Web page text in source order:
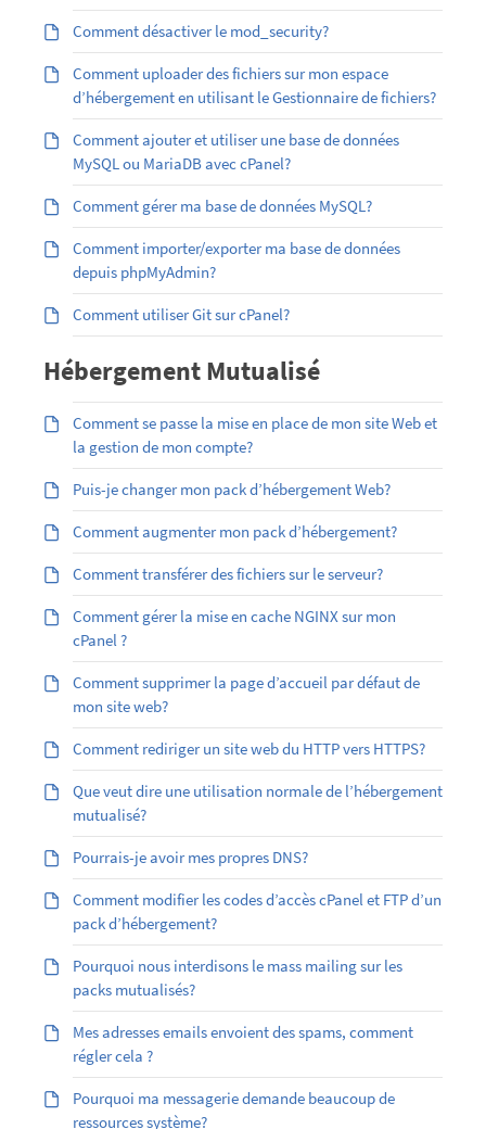
Comment désactiver le mod_security?
Comment uploader des fichiers sur mon espace
d’hébergement en utilisant le Gestionnaire de fichiers?
Comment ajouter et utiliser une base de données
MySQL ou MariaDB avec cPanel?
Comment gérer ma base de données MySQL?
Comment importer/exporter ma base de données
depuis phpMyAdmin?
Comment utiliser Git sur cPanel?
Hébergement Mutualisé
Comment se passe la mise en place de mon site Web et
la gestion de mon compte?
Puis-je changer mon pack d’hébergement Web?
Comment augmenter mon pack d’hébergement?
Comment transférer des fichiers sur le serveur?
Comment gérer la mise en cache NGINX sur mon
cPanel ?
Comment supprimer la page d’accueil par défaut de
mon site web?
Comment rediriger un site web du HTTP vers HTTPS?
Que veut dire une utilisation normale de l’hébergement
mutualisé?
Pourrais-je avoir mes propres DNS?
Comment modifier les codes d’accès cPanel et FTP d’un
pack d’hébergement?
Pourquoi nous interdisons le mass mailing sur les
packs mutualisés?
Mes adresses emails envoient des spams, comment
régler cela ?
Pourquoi ma messagerie demande beaucoup de
ressources système?